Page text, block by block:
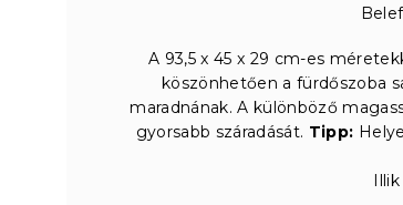
A 93,5 x 45 x 29 cm-es
köszönhetően a fürdőszoba
maradnának. A különböző
gyorsabb száradását. Tipp: